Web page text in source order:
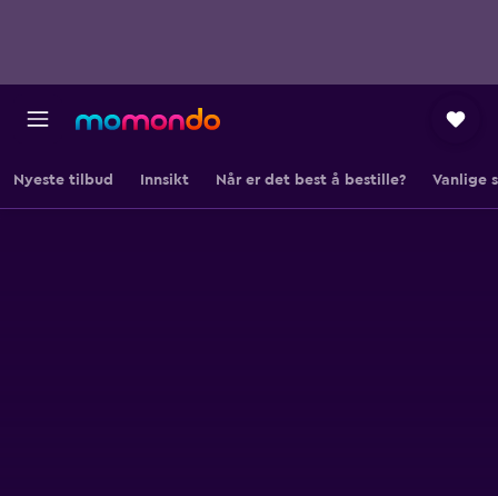
Nyeste tilbud Innsikt Når er det best å bestille? Vanlige